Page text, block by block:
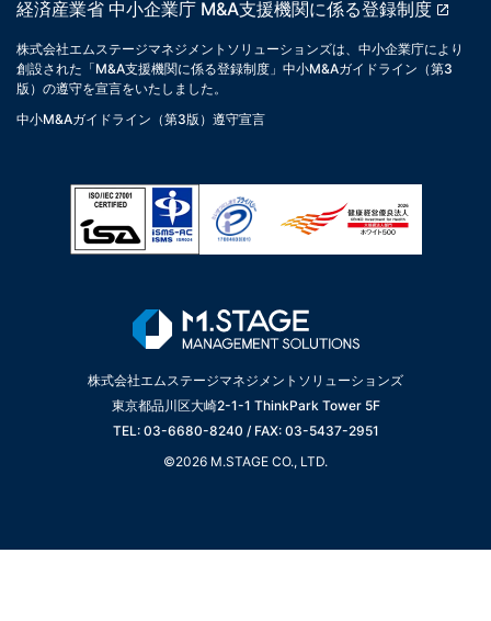
経済産業省 中小企業庁 M&A支援機関に係る登録制度
株式会社エムステージマネジメントソリューションズは、中小企業庁により
創設された「M&A支援機関に係る登録制度」中小M&Aガイドライン（第3
版）の遵守を宣言をいたしました。
中小M&Aガイドライン（第3版）遵守宣言
株式会社エムステージマネジメントソリューションズ
東京都品川区大崎2-1-1 ThinkPark Tower 5F
TEL: 03-6680-8240 / FAX: 03-5437-2951
©2026 M.STAGE CO., LTD.